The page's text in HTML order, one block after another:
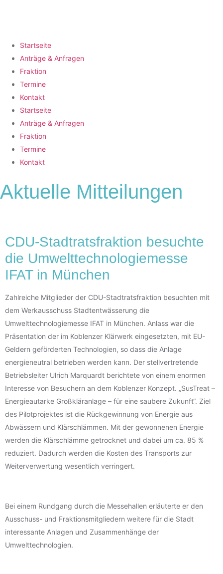
Startseite
Anträge & Anfragen
Fraktion
Termine
Kontakt
Startseite
Anträge & Anfragen
Fraktion
Termine
Kontakt
Aktuelle Mitteilungen
CDU-Stadtratsfraktion besuchte
die Umwelttechnologiemesse
IFAT in München
Zahlreiche Mitglieder der CDU-Stadtratsfraktion besuchten mit
dem Werkausschuss Stadtentwässerung die
Umwelttechnologiemesse IFAT in München. Anlass war die
Präsentation der im Koblenzer Klärwerk eingesetzten, mit EU-
Geldern geförderten Technologien, so dass die Anlage
energieneutral betrieben werden kann. Der stellvertretende
Betriebsleiter Ulrich Marquardt berichtete von einem enormen
Interesse von Besuchern an dem Koblenzer Konzept. „SusTreat –
Energieautarke Großkläranlage – für eine saubere Zukunft“. Ziel
des Pilotprojektes ist die Rückgewinnung von Energie aus
Abwässern und Klärschlämmen. Mit der gewonnenen Energie
werden die Klärschlämme getrocknet und dabei um ca. 85 %
reduziert. Dadurch werden die Kosten des Transports zur
Weiterverwertung wesentlich verringert.
Bei einem Rundgang durch die Messehallen erläuterte er den
Ausschuss- und Fraktionsmitgliedern weitere für die Stadt
interessante Anlagen und Zusammenhänge der
Umwelttechnologien.